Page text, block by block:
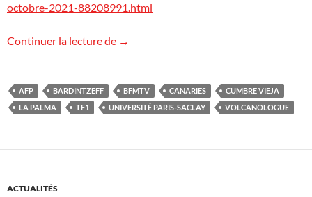
octobre-2021-88208991.html
Continuer la lecture de L’éruption à La Palma dans les médias
→
AFP BARDINTZEFF BFMTV CANARIES
CUMBRE VIEJA
LA PALMA
TF1 UNIVERSITÉ PARIS-SACLAY VOLCANOLOGUE
ACTUALITÉS